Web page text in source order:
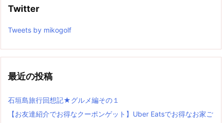
Twitter
Tweets by mikogolf
最近の投稿
石垣島旅行回想記★グルメ編その１
【お友達紹介でお得なクーポンゲット】Uber Eatsでお得なお家ご